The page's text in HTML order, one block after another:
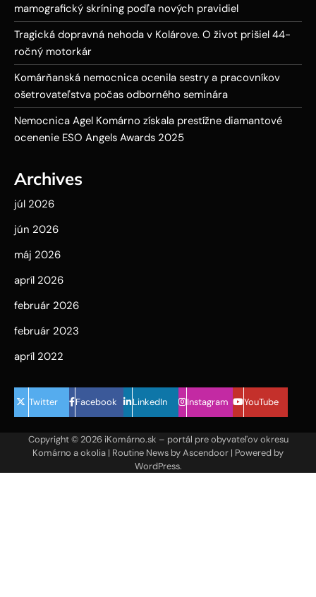
mamografický skríning podľa nových pravidiel
Tragická dopravná nehoda v Kolárove. O život prišiel 44-
ročný motorkár
Komárňanská nemocnica ocenila sestry a pracovníkov
ošetrovateľstva počas odborného seminára
Nemocnica Agel Komárno získala prestížne diamantové
ocenenie ESO Angels Awards 2025
Archives
júl 2026
jún 2026
máj 2026
apríl 2026
február 2026
február 2023
apríl 2022
Twitter Facebook LinkedIn Instagram YouTube
Copyright © 2026 iKomárno.sk – portál pre obyvateľov okresu
Komárno a okolia | Routine News byAscendoor | Powered by
WordPress.